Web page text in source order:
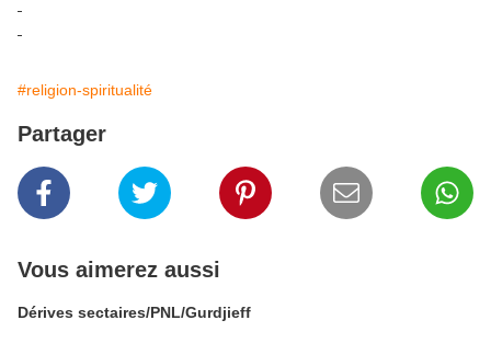
#religion-spiritualité
Partager
Vous aimerez aussi
Dérives sectaires/PNL/Gurdjieff